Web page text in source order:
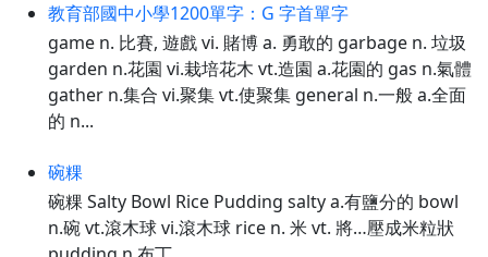
教育部國中小學1200單字：G 字首單字
game n. 比賽, 遊戲 vi. 賭博 a. 勇敢的 garbage n. 垃圾
garden n.花園 vi.栽培花木 vt.造園 a.花園的 gas n.氣體
gather n.集合 vi.聚集 vt.使聚集 general n.一般 a.全面
的 n...
碗粿
碗粿 Salty Bowl Rice Pudding salty a.有鹽分的 bowl
n.碗 vt.滾木球 vi.滾木球 rice n. 米 vt. 將…壓成米粒狀